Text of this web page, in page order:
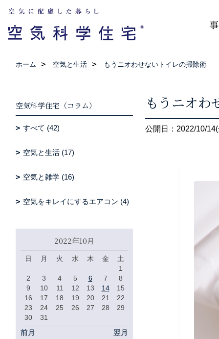
ホーム 空気と生活 もうニオわせないトイレの掃除術
もうニオわ
公開日：2022/10/
空気科学住宅（コラム）
すべて (42)
空気と生活 (17)
空気と雑学 (16)
空気をキレイにするエアコン (4)
2022年10月
日 月 火 水 木 金
土
1
2
3 4 5 6 7
8
9
10 11 12 13 14
15
16
17 18 19 20 21
22
23
24 25 26 27 28
29
30
31
前月 翌月